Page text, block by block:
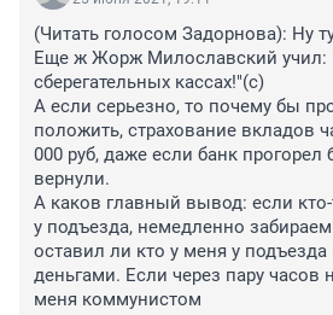
(Читать голосом Задорнова): Ну
Еще ж Жорж Милославский учил:
сберегательных кассах!"(с)
А если серьезно, то почему бы
положить, страхование вкладов
000 руб, даже если банк прогорел
вернули.
А каков главный вывод: если
у подъезда, немедленно
оставил ли кто у меня у подъезда
деньгами. Если через пару часов
меня коммунистом